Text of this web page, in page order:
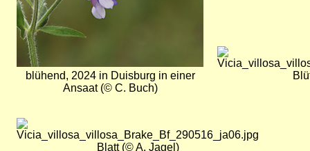
blühend, 2024 in Duisburg in einer
Ansaat (© C. Buch)
Bild
Bild
Blatt (© A. Jagel)